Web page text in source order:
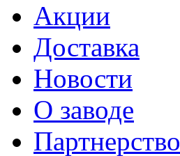
Акции
Доставка
Новости
О заводе
Партнерство